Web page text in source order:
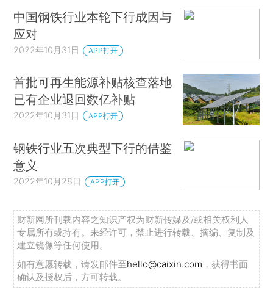
中国钢铁行业本轮下行成因与
应对
2022年10月31日 APP打开
首批可再生能源补贴核查落地
已有企业退回数亿补贴
2022年10月31日 APP打开
钢铁行业五次典型下行的借鉴
意义
2022年10月28日 APP打开
财新网所刊载内容之知识产权为财新传媒及/或相关权利人
专属所有或持有。未经许可，禁止进行转载、摘编、复制及
建立镜像等任何使用。
如有意愿转载，请发邮件至hello@caixin.com ，获得书面
确认及授权后，方可转载。